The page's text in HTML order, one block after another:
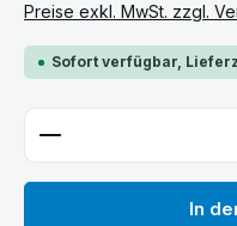
Preise exkl. MwSt. zzgl.
Sofort verfügbar,
Produkt Anzahl:
In